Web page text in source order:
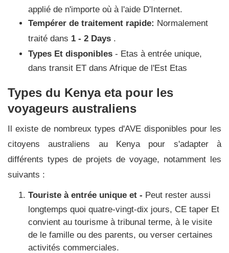
applié de n'importe où à l'aide D'Internet.
Tempérer de traitement rapide: Normalement
traité dans 1 - 2 Days .
Types Et disponibles - Etas à entrée unique,
dans transit ET dans Afrique de l'Est Etas
Types du Kenya eta pour les
voyageurs australiens
Il existe de nombreux types d'AVE disponibles pour les
citoyens australiens au Kenya pour s'adapter à
différents types de projets de voyage, notamment les
suivants :
Touriste à entrée unique et - Peut rester aussi
longtemps quoi quatre-vingt-dix jours, CE taper Et
convient au tourisme à tribunal terme, à le visite
de le famille ou des parents, ou verser certaines
activités commerciales.